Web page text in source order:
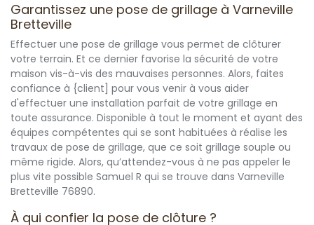
Garantissez une pose de grillage à Varneville
Bretteville
Effectuer une pose de grillage vous permet de clôturer
votre terrain. Et ce dernier favorise la sécurité de votre
maison vis-à-vis des mauvaises personnes. Alors, faites
confiance à {client] pour vous venir à vous aider
d'effectuer une installation parfait de votre grillage en
toute assurance. Disponible à tout le moment et ayant des
équipes compétentes qui se sont habituées à réalise les
travaux de pose de grillage, que ce soit grillage souple ou
même rigide. Alors, qu’attendez-vous à ne pas appeler le
plus vite possible Samuel R qui se trouve dans Varneville
Bretteville 76890.
À qui confier la pose de clôture ?